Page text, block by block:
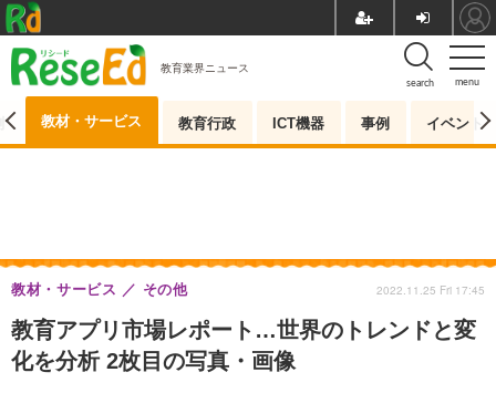
menu
search
教育業界ニュース
教材・サービス 教育行政 ICT機器 事例 イベント
教育アプリ市場レポート…世界のトレンドと変
化を分析 2枚目の写真・画像
教材・サービス その他 2022.11.25 Fri 17:45